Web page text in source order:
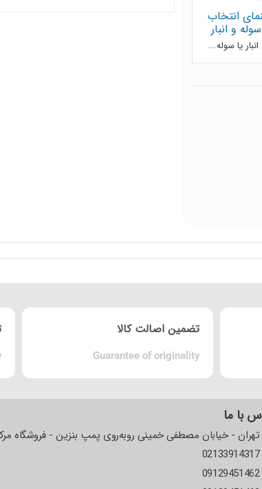
انتخاب
و انبار
یا سوله...
تضمین اصالت کالا
Guarantee of originality
با ما
تهران - خیابان مصطفی خمینی روبه‌روی پمپ بنزین - فروشگاه
02133914317
09129451462